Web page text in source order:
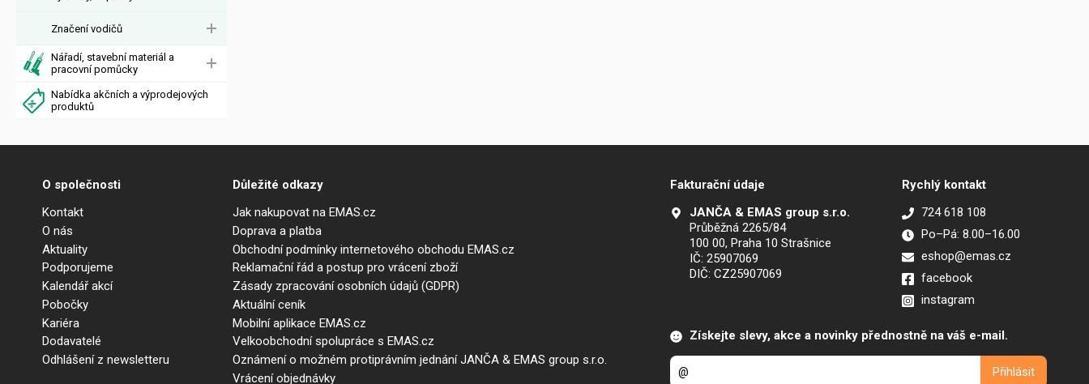
Značení vodičů
Nářadí, stavební materiál a
pracovní pomůcky
Nabídka akčních a výprodejových
produktů
O společnosti
Kontakt
O nás
Aktuality
Podporujeme
Kalendář akcí
Pobočky
Kariéra
Dodavatelé
Odhlášení z newsletteru
Důležité odkazy
Jak nakupovat na EMAS.cz
Doprava a platba
Obchodní podmínky internetového obchodu EMAS.cz
Reklamační řád a postup pro vrácení zboží
Zásady zpracování osobních údajů (GDPR)
Aktuální ceník
Mobilní aplikace EMAS.cz
Velkoobchodní spolupráce s EMAS.cz
Oznámení o možném protiprávním jednání JANČA & EMAS group s.r.o.
Vrácení objednávky
Fakturační údaje
JANČA & EMAS group s.r.o.
Průběžná 2265/84
100 00, Praha 10 Strašnice
IČ: 25907069
DIČ: CZ25907069
Rychlý kontakt
724 618 108
Po–Pá: 8.00–16.00
eshop@emas.cz
facebook
instagram
Získejte slevy, akce a novinky přednostně na váš e-mail.